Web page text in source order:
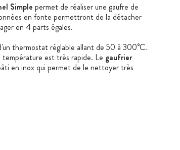
Simple permet de réaliser une gaufre de
en fonte permettront de la détacher
en 4 parts égales.
thermostat réglable allant de 50 à 300°C.
est très rapide. Le gaufrier
en inox qui permet de le nettoyer très